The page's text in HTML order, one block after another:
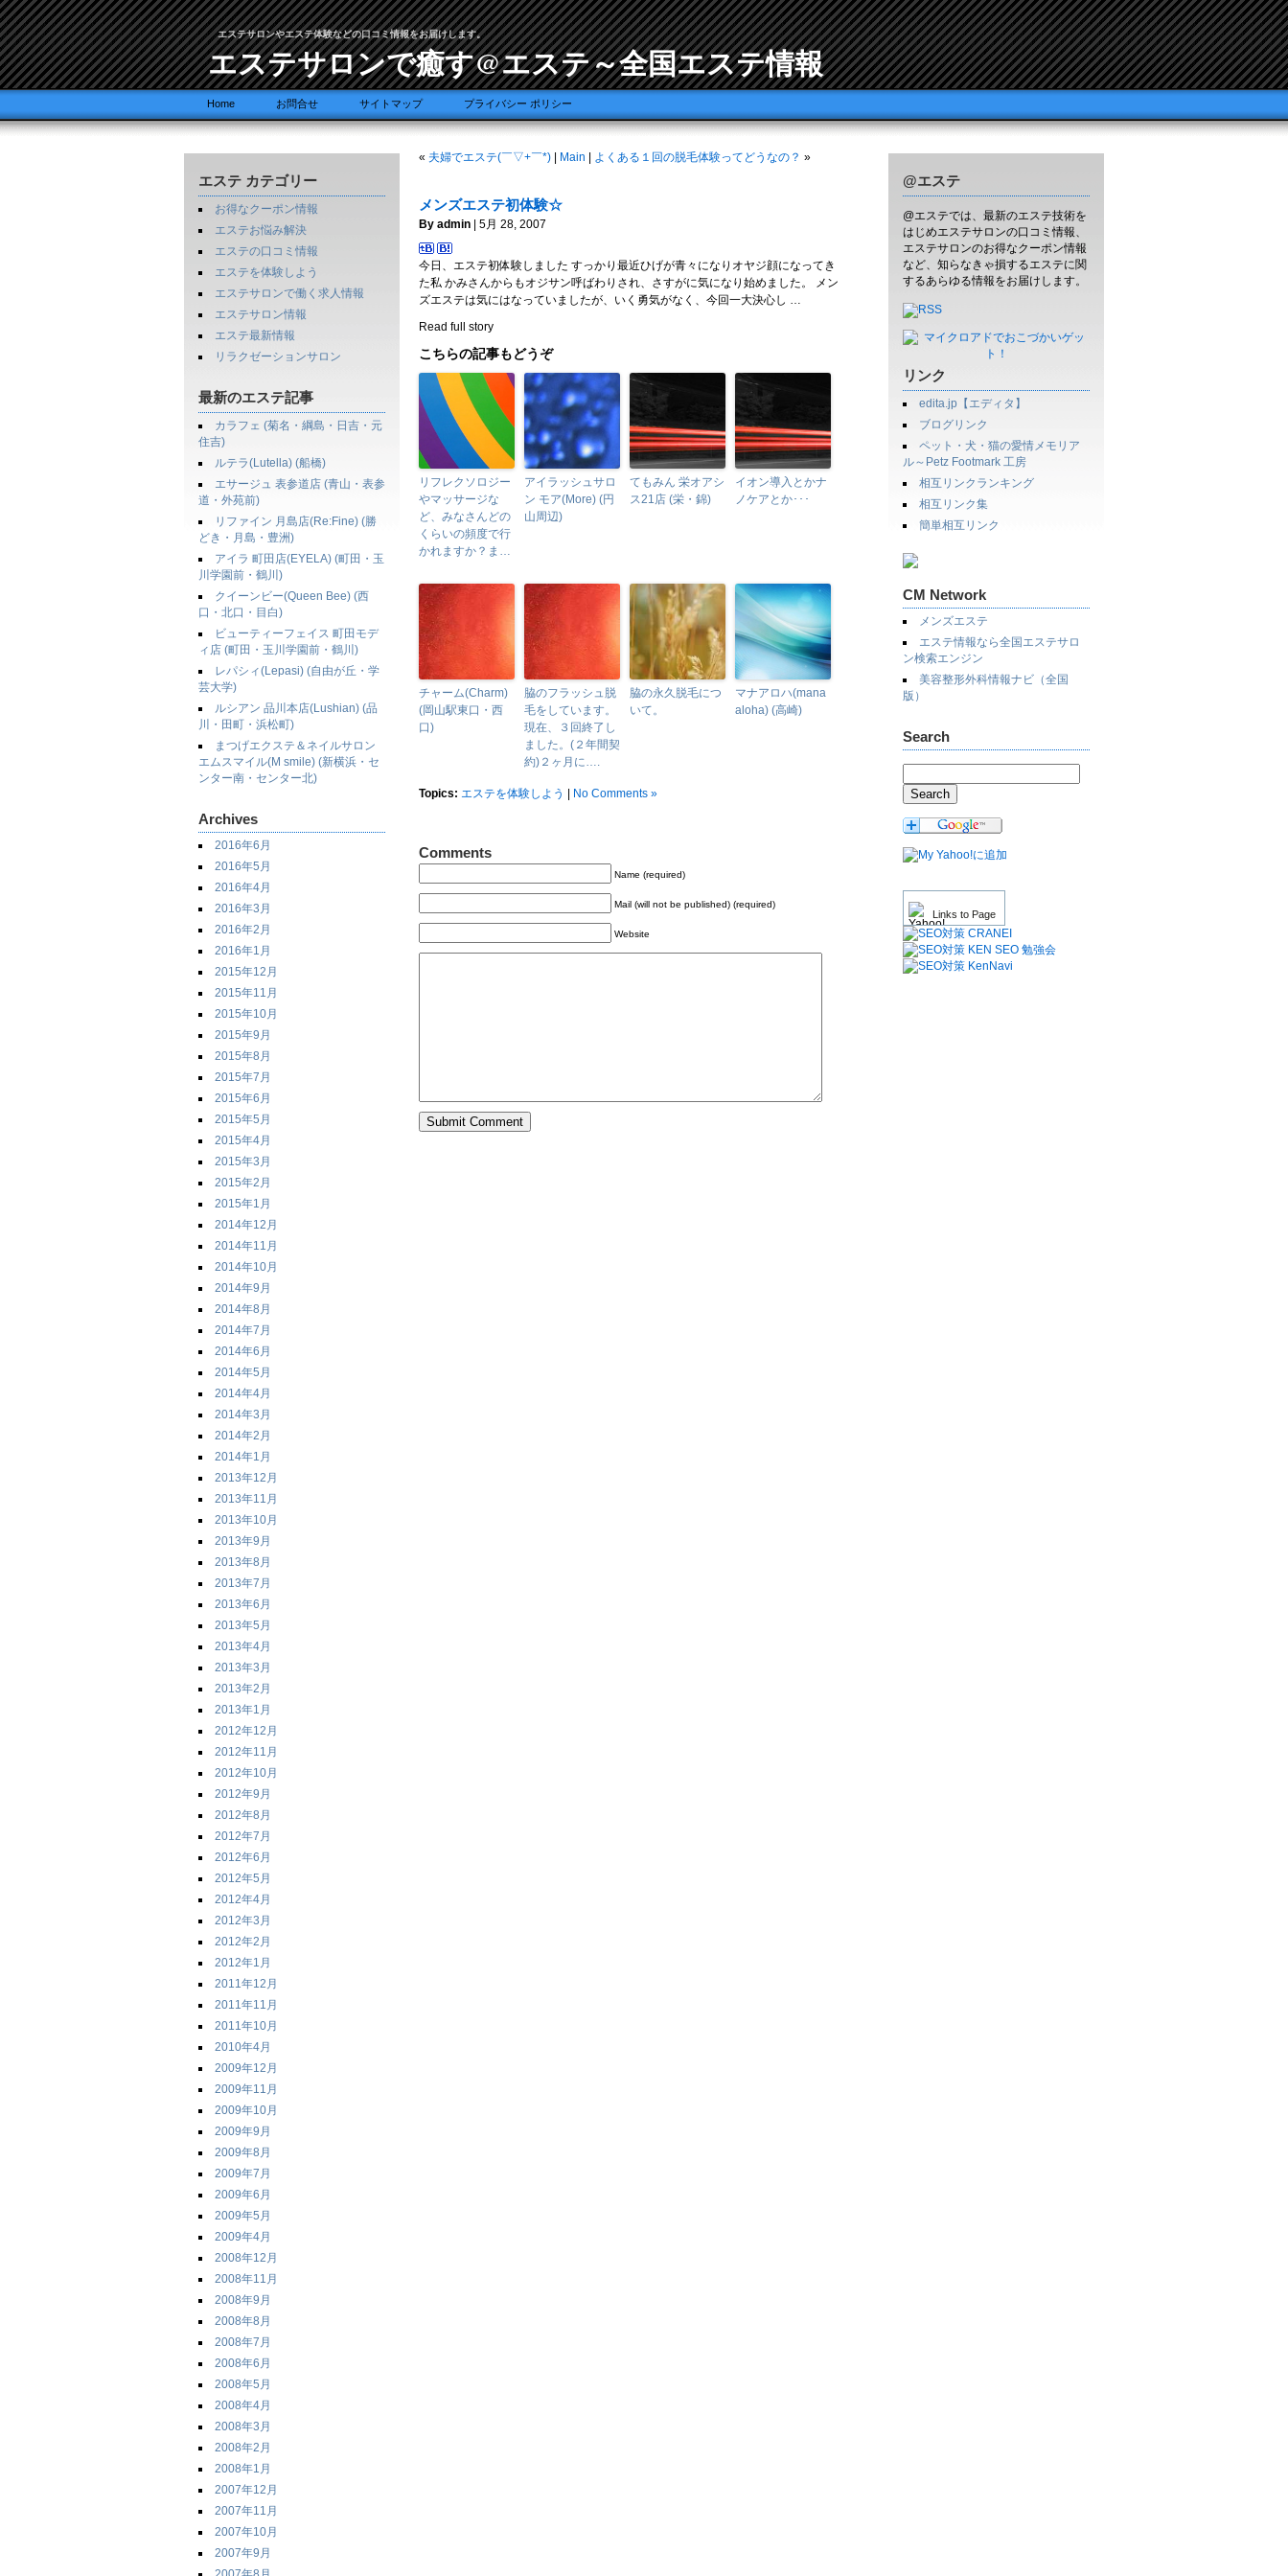
エステサロンやエステ体験などの口コミ情報をお届けします。
エステサロンで癒す@エステ～全国エステ情報
Home お問合せ サイトマップ プライバシー ポリシー
エステ カテゴリー
お得なクーポン情報
エステお悩み解決
エステの口コミ情報
エステを体験しよう
エステサロンで働く求人情報
エステサロン情報
エステ最新情報
リラクゼーションサロン
最新のエステ記事
カラフェ (菊名・綱島・日吉・元
住吉)
ルテラ(Lutella) (船橋)
エサージュ 表参道店 (青山・表参
道・外苑前)
リファイン 月島店(Re:Fine) (勝
どき・月島・豊洲)
アイラ 町田店(EYELA) (町田・玉
川学園前・鶴川)
クイーンビー(Queen Bee) (西
口・北口・目白)
ビューティーフェイス 町田モデ
ィ店 (町田・玉川学園前・鶴川)
レパシィ(Lepasi) (自由が丘・学
芸大学)
ルシアン 品川本店(Lushian) (品
川・田町・浜松町)
まつげエクステ＆ネイルサロン
エムスマイル(M smile) (新横浜・セ
ンター南・センター北)
Archives
2016年6月
2016年5月
2016年4月
2016年3月
2016年2月
2016年1月
2015年12月
2015年11月
2015年10月
2015年9月
2015年8月
2015年7月
2015年6月
2015年5月
2015年4月
2015年3月
2015年2月
2015年1月
2014年12月
2014年11月
2014年10月
2014年9月
2014年8月
2014年7月
2014年6月
2014年5月
2014年4月
2014年3月
2014年2月
2014年1月
2013年12月
2013年11月
2013年10月
2013年9月
2013年8月
2013年7月
2013年6月
2013年5月
2013年4月
2013年3月
2013年2月
2013年1月
2012年12月
2012年11月
2012年10月
2012年9月
2012年8月
2012年7月
2012年6月
2012年5月
2012年4月
2012年3月
2012年2月
2012年1月
2011年12月
2011年11月
2011年10月
2010年4月
2009年12月
2009年11月
2009年10月
2009年9月
2009年8月
2009年7月
2009年6月
2009年5月
2009年4月
2008年12月
2008年11月
2008年9月
2008年8月
2008年7月
2008年6月
2008年5月
2008年4月
2008年3月
2008年2月
2008年1月
2007年12月
2007年11月
2007年10月
2007年9月
@エステ
@エステでは、最新のエステ技術を
はじめエステサロンの口コミ情報、
エステサロンのお得なクーポン情報
など、知らなきゃ損するエステに関
するあらゆる情報をお届けします。
リンク
edita.jp【エディタ】
ブログリンク
ペット・犬・猫の愛情メモリア
ル～Petz Footmark 工房
相互リンクランキング
相互リンク集
簡単相互リンク
CM Network
メンズエステ
エステ情報なら全国エステサロ
ン検索エンジン
美容整形外科情報ナビ（全国
版）
Search
Links to Page
« 夫婦でエステ(￣▽+￣*) Main よくある１回の脱毛体験ってどうなの？ »
メンズエステ初体験☆
By admin | 5月 28, 2007
今日、エステ初体験しました すっかり最近ひげが青々になりオヤジ顔になってき
た私 かみさんからもオジサン呼ばわりされ、さすがに気になり始めました。 メン
ズエステは気にはなっていましたが、いく勇気がなく、今回一大決心し …
Read full story
こちらの記事もどうぞ
リフレクソロジー
やマッサージな
ど、みなさんどの
くらいの頻度で行
かれますか？ま…
アイラッシュサロ
ン モア(More) (円
山周辺)
てもみん 栄オアシ
ス21店 (栄・錦)
イオン導入とかナ
ノケアとか･･･
チャーム(Charm)
(岡山駅東口・西
口)
脇のフラッシュ脱
毛をしています。
現在、３回終了し
ました。(２年間契
約)２ヶ月に….
脇の永久脱毛につ
いて。
マナアロハ(mana
aloha) (高崎)
Topics: エステを体験しよう No Comments »
Comments
Name (required)
Mail (will not be published) (required)
Website